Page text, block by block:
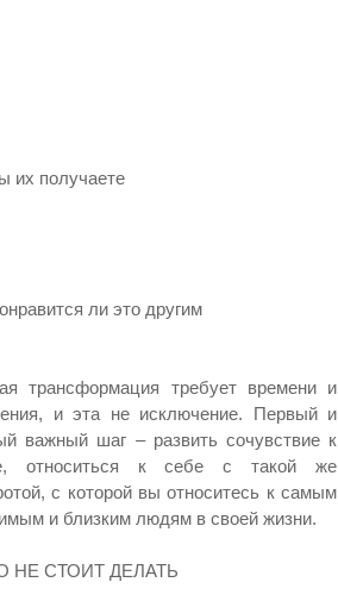
их получаете
ли это другим
трансформация требует времени и
и эта не исключение. Первый и
важный шаг – развить сочувствие к
относиться к себе с такой же
с которой вы относитесь к самым
и близким людям в своей жизни.
НЕ СТОИТ ДЕЛАТЬ